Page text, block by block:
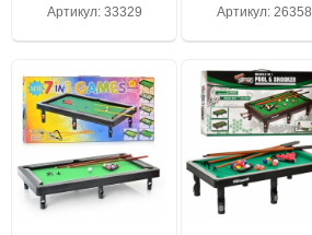
Артикул: 33329 Артикул: 26358